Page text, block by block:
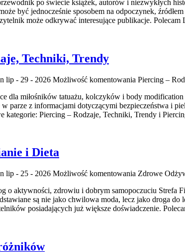
po świecie książek, autorów i niezwykłych
być jednocześnie sposobem na odpoczynek,
może odkrywać interesujące publikacje.
Techniki, Trendy
lip - 29 - 2026 Możliwość komentowania Piercing –
dla miłośników tatuażu, kolczyków i body
parze z informacjami dotyczącymi bezpieczeństwa i
kategorie: Piercing – Rodzaje, Techniki, Trendy i
i Dieta
lip - 25 - 2026 Możliwość komentowania Zdrowe
o aktywności, zdrowiu i dobrym samopoczuciu Strefa
są nie jako chwilowa moda, lecz jako droga
posiadających już większe doświadczenie.